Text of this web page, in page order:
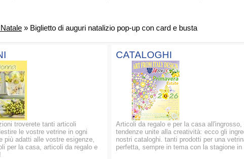
» Biglietto di auguri natalizio pop-up con card e busta
troverete tanti articoli
le vostre vetrine in ogni
più adatti alle vostre esigenze,
per la casa, articoli da regalo e
CATALOGHI
Articoli da regalo e per la casa all'ingrosso,
tendenze unite alla creatività: ecco gli
nostri cataloghi. tanti prodotti per una
perfetta, sempre in tema con la stagione in